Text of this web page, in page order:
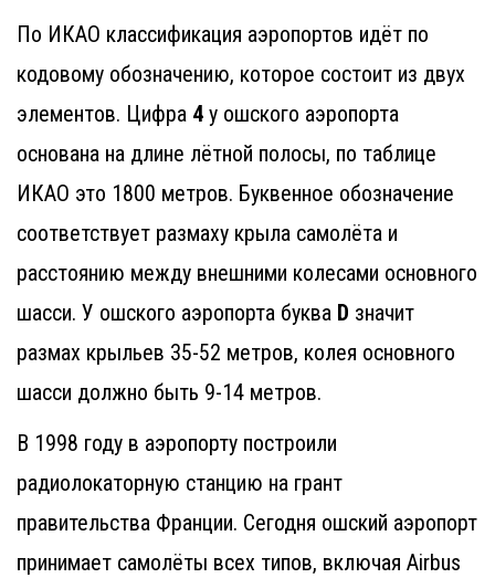
По ИКАО классификация аэропортов идёт по
кодовому обозначению, которое состоит из двух
элементов. Цифра 4 у ошского аэропорта
основана на длине лётной полосы, по таблице
ИКАО это 1800 метров. Буквенное обозначение
соответствует размаху крыла самолёта и
расстоянию между внешними колесами основного
шасси. У ошского аэропорта буква D значит
размах крыльев 35-52 метров, колея основного
шасси должно быть 9-14 метров.
В 1998 году в аэропорту построили
радиолокаторную станцию на грант
правительства Франции. Сегодня ошский аэропорт
принимает самолёты всех типов, включая Airbus